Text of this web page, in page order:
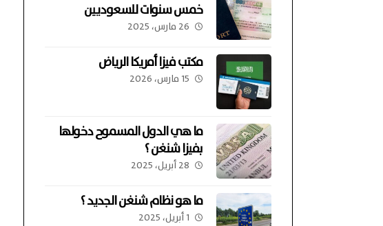
خمس سنوات للسعوديين
26 مارس، 2025
مكتب فيزا أمريكا الرياض
15 مارس، 2026
ما هي الدول المسموح دخولها
بفيزا شنغن ؟
28 أبريل، 2025
ما هو نظام شنغن الجديد ؟
1 أبريل، 2025